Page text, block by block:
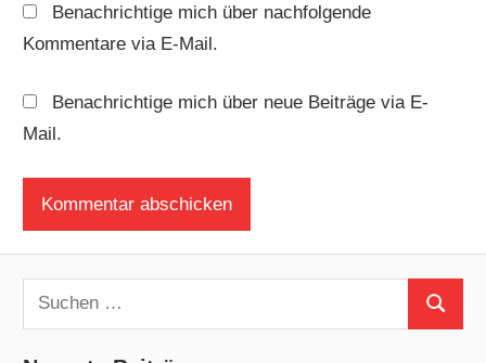
Benachrichtige mich über nachfolgende
Kommentare via E-Mail.
Benachrichtige mich über neue Beiträge via E-
Mail.
Suchen
nach:
Suchen